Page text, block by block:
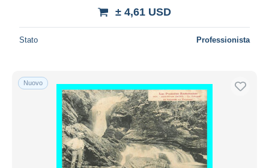
± 4,61 USD
Stato Professionista
Nuovo